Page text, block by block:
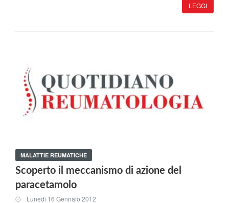
LEGGI
MALATTIE REUMATICHE
Scoperto il meccanismo di azione del
paracetamolo
Lunedi 16 Gennaio 2012